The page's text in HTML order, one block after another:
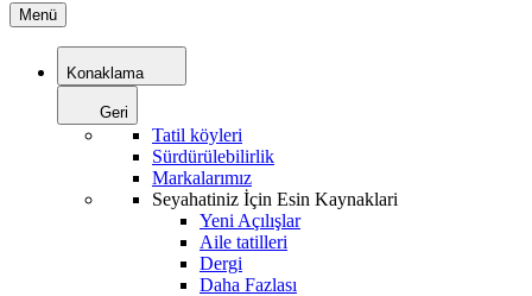
Menü
Konaklama
Geri
Tatil köyleri
Sürdürülebilirlik
Markalarımız
Seyahatiniz İçin Esin Kaynaklari
Yeni Açılışlar
Aile tatilleri
Dergi
Daha Fazlası